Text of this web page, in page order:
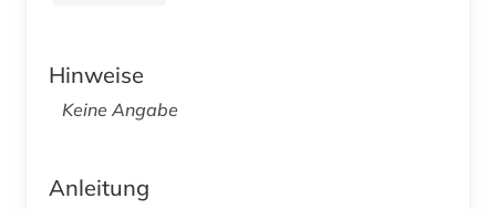
Hinweise
Keine Angabe
Anleitung